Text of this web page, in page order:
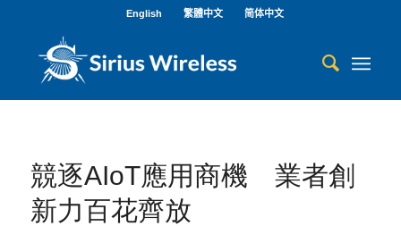
English 繁體中文 简体中文
競逐AIoT應用商機 業者創
新力百花齊放